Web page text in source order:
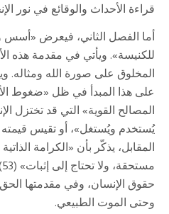
قراءة الأحداث والوقائع في نور
أما الفصل الثاني، فيعرض «أسس
للكنيسة». ويأتي في مقدمة هذه
المخلوق على صورة الله ومثاله.
على هذا المبدأ في ظل «ضغوط
المصالح القوية» التي قد تختزل
المقابل، يذكّر بأن «الكرامة
حقوق الإنسان، وفي مقدمتها
وحتى الموت الطبيعي.